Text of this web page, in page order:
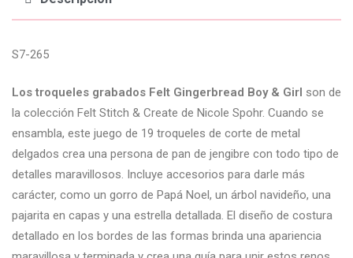
S7-265
Los troqueles grabados Felt Gingerbread Boy & Girl son de
la colección Felt Stitch & Create de Nicole Spohr. Cuando se
ensambla, este juego de 19 troqueles de corte de metal
delgados crea una persona de pan de jengibre con todo tipo de
detalles maravillosos. Incluye accesorios para darle más
carácter, como un gorro de Papá Noel, un árbol navideño, una
pajarita en capas y una estrella detallada. El diseño de costura
detallado en los bordes de las formas brinda una apariencia